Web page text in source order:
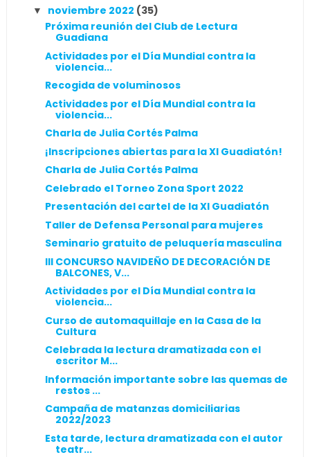
▼ noviembre 2022 (35)
Próxima reunión del Club de Lectura
Guadiana
Actividades por el Día Mundial contra la
violencia...
Recogida de voluminosos
Actividades por el Día Mundial contra la
violencia...
Charla de Julia Cortés Palma
¡Inscripciones abiertas para la XI Guadiatón!
Charla de Julia Cortés Palma
Celebrado el Torneo Zona Sport 2022
Presentación del cartel de la XI Guadiatón
Taller de Defensa Personal para mujeres
Seminario gratuito de peluquería masculina
III CONCURSO NAVIDEÑO DE DECORACIÓN DE
BALCONES, V...
Actividades por el Día Mundial contra la
violencia...
Curso de automaquillaje en la Casa de la
Cultura
Celebrada la lectura dramatizada con el
escritor M...
Información importante sobre las quemas de
restos ...
Campaña de matanzas domiciliarias
2022/2023
Esta tarde, lectura dramatizada con el autor
teatr...